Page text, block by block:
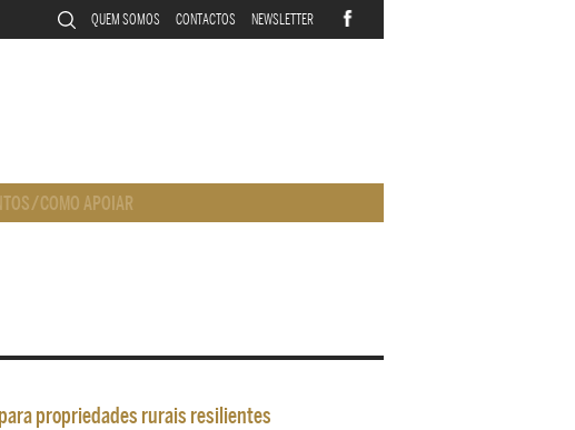
QUEM SOMOS CONTACTOS NEWSLETTER
/COMO APOIAR
propriedades rurais resilientes